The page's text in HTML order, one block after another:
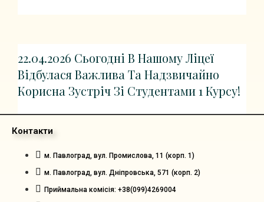
22.04.2026 Сьогодні В Нашому Ліцеї
Відбулася Важлива Та Надзвичайно
Корисна Зустріч Зі Студентами 1 Курсу!
Контакти
м. Павлоград, вул. Промислова, 11 (корп. 1)
м. Павлоград, вул. Дніпровська, 571 (корп. 2)
Приймальна комісія: +38(099)4269004